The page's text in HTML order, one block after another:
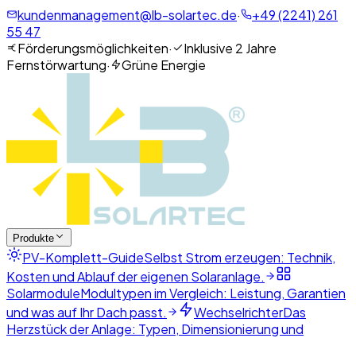
kundenmanagement@lb-solartec.de·
+49 (2241) 261
55 47
Förderungsmöglichkeiten·
Inklusive 2 Jahre
Fernstörwartung· Grüne Energie
Produkte
PV-Komplett-GuideSelbst Strom erzeugen: Technik,
Kosten und Ablauf der eigenen Solaranlage.
SolarmoduleModultypen im Vergleich: Leistung, Garantien
und was auf Ihr Dach passt.
WechselrichterDas
Herzstück der Anlage: Typen, Dimensionierung und